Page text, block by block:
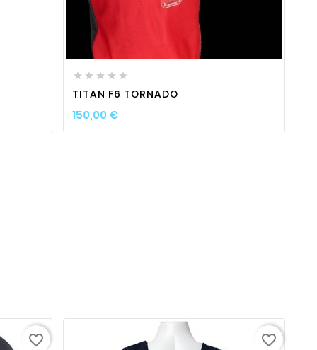
    
TITAN F6 TORNADO
150,00 €Prix
favorite_border favorite_border